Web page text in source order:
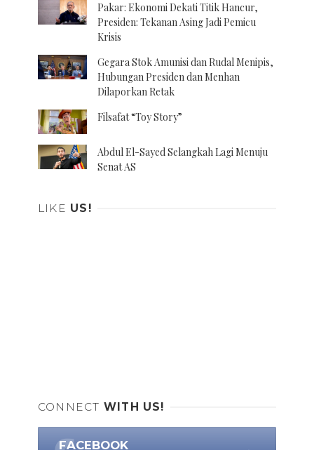
Pakar: Ekonomi Dekati Titik Hancur,
Presiden: Tekanan Asing Jadi Pemicu
Krisis
Gegara Stok Amunisi dan Rudal Menipis,
Hubungan Presiden dan Menhan
Dilaporkan Retak
Filsafat “Toy Story”
Abdul El-Sayed Selangkah Lagi Menuju
Senat AS
LIKE US!
CONNECT WITH US!
FACEBOOK